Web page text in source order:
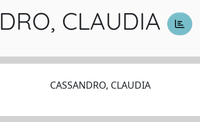
CLAUDIA
CASSANDRO, CLAUDIA